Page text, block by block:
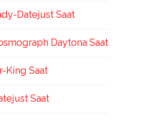
Datejust Saat
Daytona Saat
King Saat
Saat